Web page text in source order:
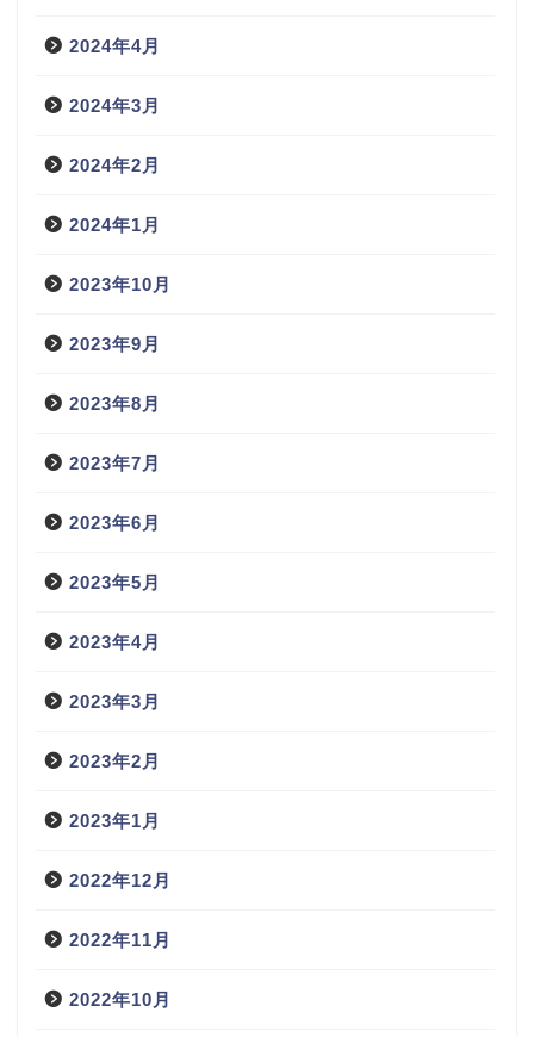
2024年4月
2024年3月
2024年2月
2024年1月
2023年10月
2023年9月
2023年8月
2023年7月
2023年6月
2023年5月
2023年4月
2023年3月
2023年2月
2023年1月
2022年12月
2022年11月
2022年10月